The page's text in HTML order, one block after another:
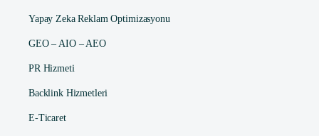
Yapay Zeka Reklam Optimizasyonu
GEO – AIO – AEO
PR Hizmeti
Backlink Hizmetleri
E-Ticaret